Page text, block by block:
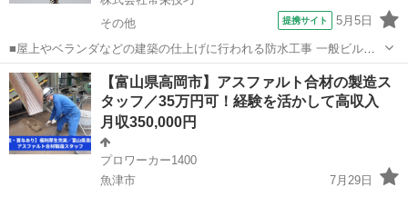
その他
提携サイト 5月5日
■屋上やベランダなどの建築の仕上げに行われる防水工事 一般ビル・
住宅などの防水をしています。 富山県の建築現場が中心で30代から50
代が活躍中です！ 現場で先輩のアシスタントとして仕事を覚え､少し
ずつ仕事の幅を広げてく...
富山 その他 鳶職
【富山県高岡市】アスファルト合材の製造ス
タッフ／35万円可！経験を活かして高収入
月収350,000円
プロワーカー1400
魚津市
7月29日